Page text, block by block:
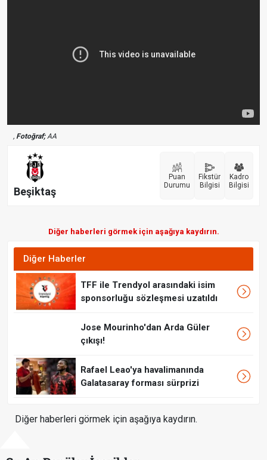
, Fotoğraf;AA
Beşiktaş
Puan
Durumu
Fikstür
Bilgisi
Kadro
Bilgisi
Diğer haberleri görmek için aşağıya kaydırın.
Diğer Haberler
TFF ile Trendyol arasındaki isim
sponsorluğu sözleşmesi uzatıldı
Jose Mourinho'dan Arda Güler
çıkışı!
Rafael Leao'ya havalimanında
Galatasaray forması sürprizi
Diğer haberleri görmek için aşağıya kaydırın.